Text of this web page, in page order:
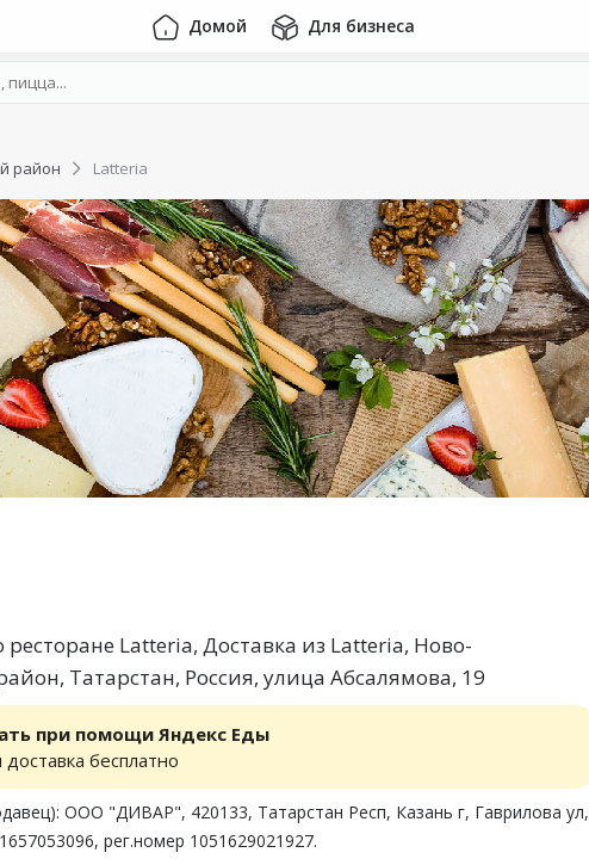
Домой Для бизнеса
район Latteria
Latteria, Доставка из Latteria, Ново-
Татарстан, Россия, улица Абсалямова, 19
при помощи Яндекс Еды
доставка бесплатно
ООО "ДИВАР", 420133, Татарстан Респ, Казань г, Гаврилова ул,
рег.номер 1051629021927.